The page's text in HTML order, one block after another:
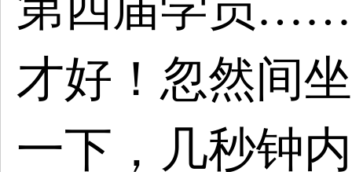
才好！忽然间
一下，几秒钟